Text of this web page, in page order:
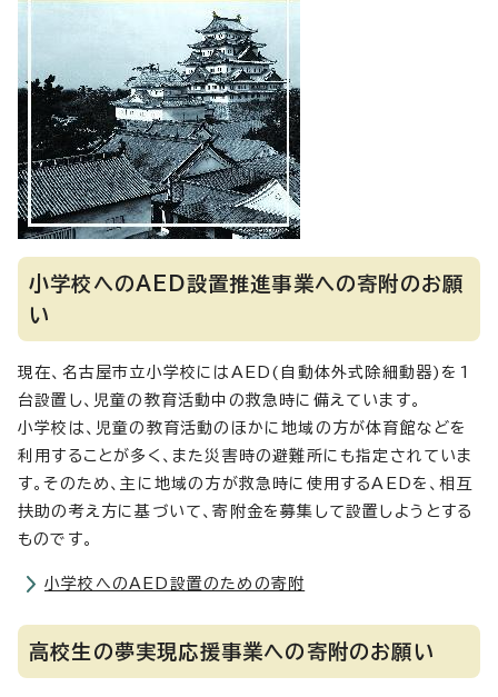
小学校へのAED設置推進事業への寄附のお願
い
現在、名古屋市立小学校にはAED(自動体外式除細動器)を1
台設置し、児童の教育活動中の救急時に備えています。
小学校は、児童の教育活動のほかに地域の方が体育館などを
利用することが多く、また災害時の避難所にも指定されていま
す。そのため、主に地域の方が救急時に使用するAEDを、相互
扶助の考え方に基づいて、寄附金を募集して設置しようとする
ものです。
小学校へのAED設置のための寄附
高校生の夢実現応援事業への寄附のお願い